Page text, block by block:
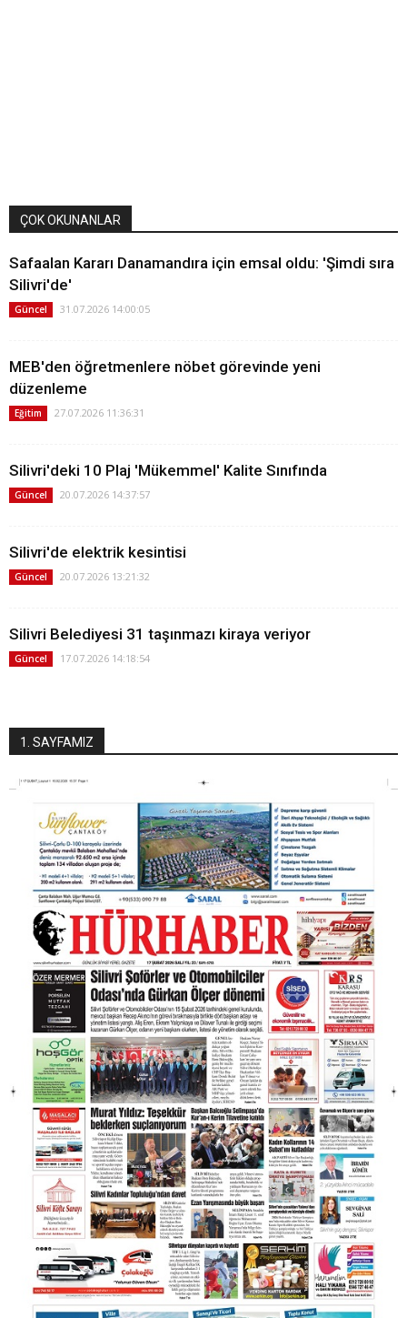
ÇOK OKUNANLAR
Safaalan Kararı Danamandıra için emsal oldu: 'Şimdi sıra
Silivri'de'
Güncel 31.07.2026 14:00:05
MEB'den öğretmenlere nöbet görevinde yeni
düzenleme
Eğitim 27.07.2026 11:36:31
Silivri'deki 10 Plaj 'Mükemmel' Kalite Sınıfında
Güncel 20.07.2026 14:37:57
Silivri'de elektrik kesintisi
Güncel 20.07.2026 13:21:32
Silivri Belediyesi 31 taşınmazı kiraya veriyor
Güncel 17.07.2026 14:18:54
1. SAYFAMIZ